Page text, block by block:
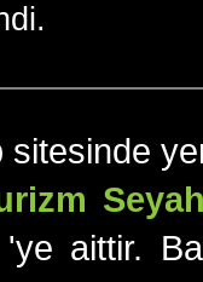
sitesinde
'ye aittir.